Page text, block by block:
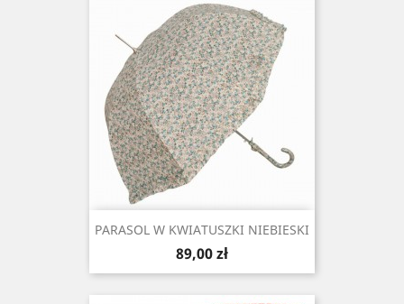
PARASOL W KWIATUSZKI NIEBIESKI
Cena
89,00 zł